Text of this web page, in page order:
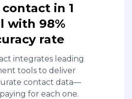
in 1
with 98%
rate
integrates leading
tools to deliver
contact data—
for each one.